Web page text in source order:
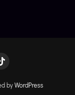
byWordPress